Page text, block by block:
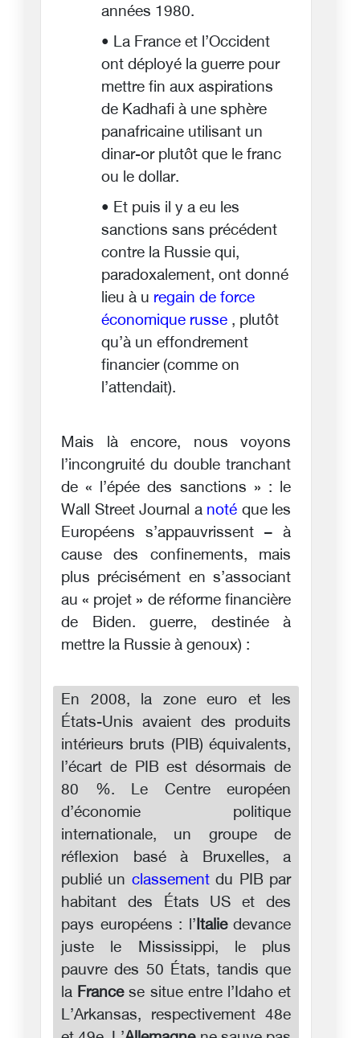
années 1980.
• La France et l’Occident
ont déployé la guerre pour
mettre fin aux aspirations
de Kadhafi à une sphère
panafricaine utilisant un
dinar-or plutôt que le franc
ou le dollar.
• Et puis il y a eu les
sanctions sans précédent
contre la Russie qui,
paradoxalement, ont donné
lieu à u regain de force
économique russe , plutôt
qu’à un effondrement
financier (comme on
l’attendait).
Mais là encore, nous voyons
l’incongruité du double tranchant
de « l’épée des sanctions » : le
Wall Street Journal a noté que les
Européens s’appauvrissent – à
cause des confinements, mais
plus précisément en s’associant
au « projet » de réforme financière
de Biden. guerre, destinée à
mettre la Russie à genoux) :
En 2008, la zone euro et les
États-Unis avaient des produits
intérieurs bruts (PIB) équivalents,
l’écart de PIB est désormais de
80 %. Le Centre européen
d’économie politique
internationale, un groupe de
réflexion basé à Bruxelles, a
publié un classementdu PIB par
habitant des États US et des
pays européens : l’Italiedevance
juste le Mississippi, le plus
pauvre des 50 États, tandis que
la Francese situe entre l’Idaho et
L’Arkansas, respectivement 48e